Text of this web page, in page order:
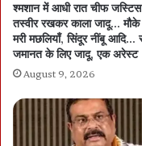
श्मशान में आधी रात चीफ
तस्वीर रखकर काला जादू… मौके
मरी मछलियाँ, सिंदूर नींबू आदि…
जमानत के लिए जादू, एक अरेस्ट
August 9, 2026